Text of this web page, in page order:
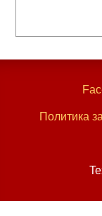
Политика